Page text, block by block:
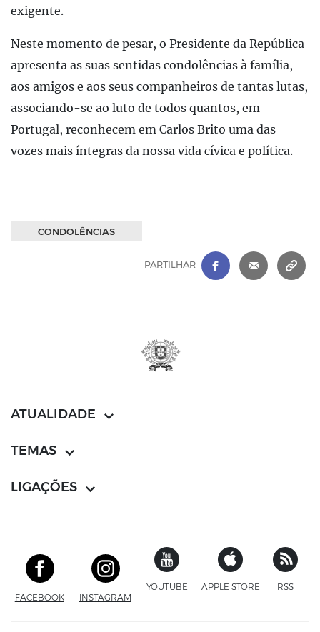
exigente.
Neste momento de pesar, o Presidente da República
apresenta as suas sentidas condolências à família,
aos amigos e aos seus companheiros de tantas lutas,
associando-se ao luto de todos quantos, em
Portugal, reconhecem em Carlos Brito uma das
vozes mais íntegras da nossa vida cívica e política.
CONDOLÊNCIAS
PARTILHAR
FACEBOOK
ATUALIDADE
TEMAS
LIGAÇÕES
FACEBOOKSITE EXTERNO
INSTAGRAM
YOUTUBE SITE EXTERNO
APPLE STORE SITERSS